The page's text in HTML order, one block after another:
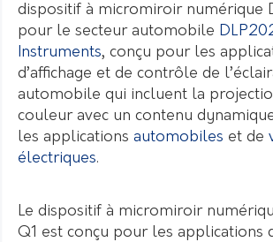
dispositif à micromiroir numérique
pour le secteur automobile
Instruments, conçu pour les
d’affichage et de contrôle de
automobile qui incluent la
couleur avec un contenu
les applications automobiles et de
électriques.
Le dispositif à micromiroir
Q1 est conçu pour les applications